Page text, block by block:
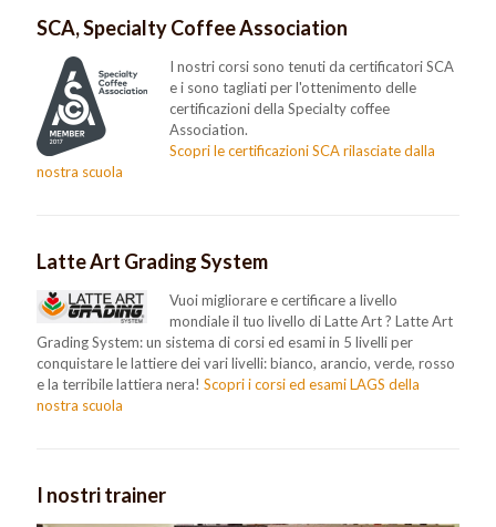
SCA, Specialty Coffee Association
I nostri corsi sono tenuti da certificatori SCA
e i sono tagliati per l'ottenimento delle
certificazioni della Specialty coffee
Association.
Scopri le certificazioni SCA rilasciate dalla
nostra scuola
Latte Art Grading System
Vuoi migliorare e certificare a livello
mondiale il tuo livello di Latte Art ? Latte Art
Grading System: un sistema di corsi ed esami in 5 livelli per
conquistare le lattiere dei vari livelli: bianco, arancio, verde, rosso
e la terribile lattiera nera! Scopri i corsi ed esami LAGS della
nostra scuola
I nostri trainer